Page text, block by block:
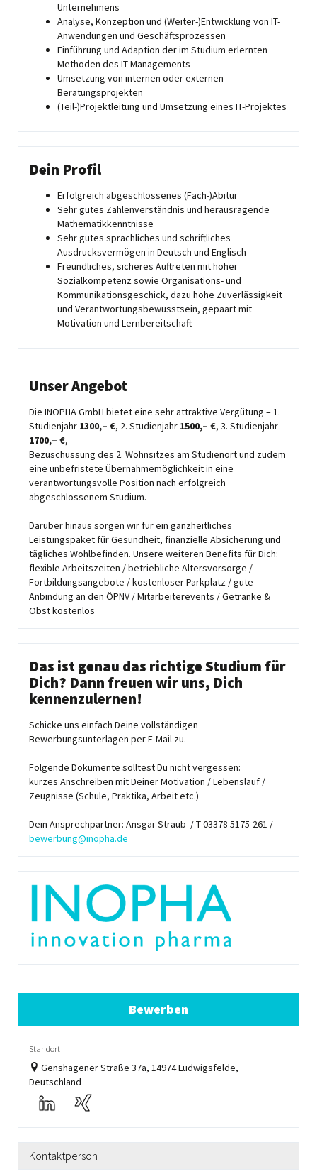
Unternehmens
Analyse, Konzeption und (Weiter-)Entwicklung von IT-
Anwendungen und Geschäftsprozessen
Einführung und Adaption der im Studium erlernten
Methoden des IT-Managements
Umsetzung von internen oder externen
Beratungsprojekten
(Teil-)Projektleitung und Umsetzung eines IT-Projektes
Dein Profil
Erfolgreich abgeschlossenes (Fach-)Abitur
Sehr gutes Zahlenverständnis und herausragende
Mathematikkenntnisse
Sehr gutes sprachliches und schriftliches
Ausdrucksvermögen in Deutsch und Englisch
Freundliches, sicheres Auftreten mit hoher
Sozialkompetenz sowie Organisations- und
Kommunikationsgeschick, dazu hohe Zuverlässigkeit
und Verantwortungsbewusstsein, gepaart mit
Motivation und Lernbereitschaft
Unser Angebot
Die INOPHA GmbH bietet eine sehr attraktive Vergütung – 1.
Studienjahr 1300,– €, 2. Studienjahr 1500,– €, 3. Studienjahr
1700,– €,
Bezuschussung des 2. Wohnsitzes am Studienort und zudem
eine unbefristete Übernahmemöglichkeit in eine
verantwortungsvolle Position nach erfolgreich
abgeschlossenem Studium.
Darüber hinaus sorgen wir für ein ganzheitliches
Leistungspaket für Gesundheit, finanzielle Absicherung und
tägliches Wohlbefinden. Unsere weiteren Benefits für Dich:
flexible Arbeitszeiten / betriebliche Altersvorsorge /
Fortbildungsangebote / kostenloser Parkplatz / gute
Anbindung an den ÖPNV / Mitarbeiterevents / Getränke &
Obst kostenlos
Das ist genau das richtige Studium für
Dich? Dann freuen wir uns, Dich
kennenzulernen!
Schicke uns einfach Deine vollständigen
Bewerbungsunterlagen per E-Mail zu.
Folgende Dokumente solltest Du nicht vergessen:
kurzes Anschreiben mit Deiner Motivation / Lebenslauf /
Zeugnisse (Schule, Praktika, Arbeit etc.)
Dein Ansprechpartner: Ansgar Straub / T 03378 5175-261 /
bewerbung@inopha.de
Bewerben
Standort
Genshagener Straße 37a, 14974 Ludwigsfelde,
Deutschland
Kontaktperson